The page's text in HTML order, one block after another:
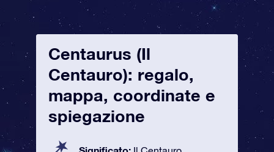
Centaurus (Il
Centauro): regalo,
mappa, coordinate e
spiegazione